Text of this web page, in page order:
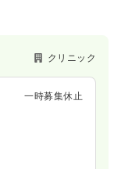
クリニック
一時募集休止